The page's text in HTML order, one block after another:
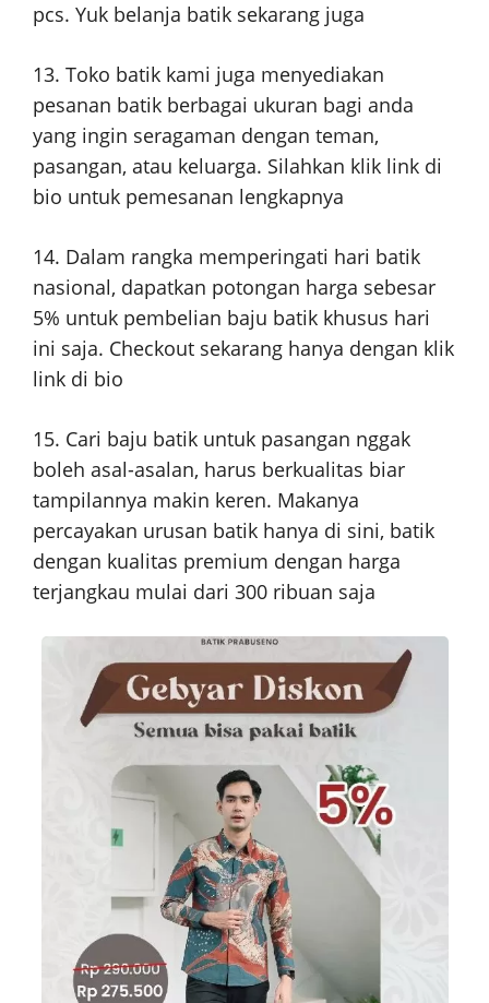
pcs. Yuk belanja batik sekarang juga
13. Toko batik kami juga menyediakan
pesanan batik berbagai ukuran bagi anda
yang ingin seragaman dengan teman,
pasangan, atau keluarga. Silahkan klik link di
bio untuk pemesanan lengkapnya
14. Dalam rangka memperingati hari batik
nasional, dapatkan potongan harga sebesar
5% untuk pembelian baju batik khusus hari
ini saja. Checkout sekarang hanya dengan klik
link di bio
15. Cari baju batik untuk pasangan nggak
boleh asal-asalan, harus berkualitas biar
tampilannya makin keren. Makanya
percayakan urusan batik hanya di sini, batik
dengan kualitas premium dengan harga
terjangkau mulai dari 300 ribuan saja